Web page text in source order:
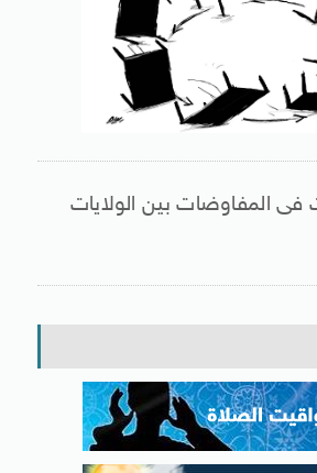
فى المفاوضات بين الولايات